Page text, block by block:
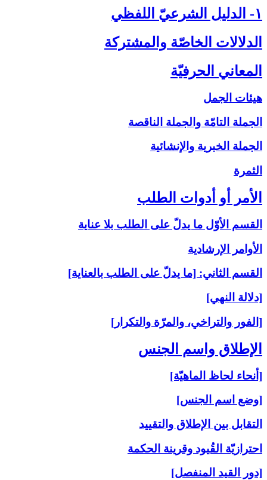
۱- الدليل الشرعيّ اللفظي‏
الدلالات الخاصّة والمشتركة
المعاني الحرفيّة
هيئات الجمل
الجملة التامّة والجملة الناقصة
الجملة الخبرية والإنشائية
الثمرة
الأمر أو أدوات الطلب‏
القسم الأوّل ما يدلّ على الطلب بلا عناية
الأوامر الإرشادية
القسم الثاني: [ما يدلّ على الطلب بالعناية]
[دلالة النهي]
[الفور والتراخي، والمرّة والتكرار]
الإطلاق واسم الجنس‏
[أنحاء لحاظ الماهيّة]
[وضع اسم الجنس]
التقابل بين الإطلاق والتقييد
احترازيّة القُيود وقرينة الحكمة
[دور القيد المنفصل]